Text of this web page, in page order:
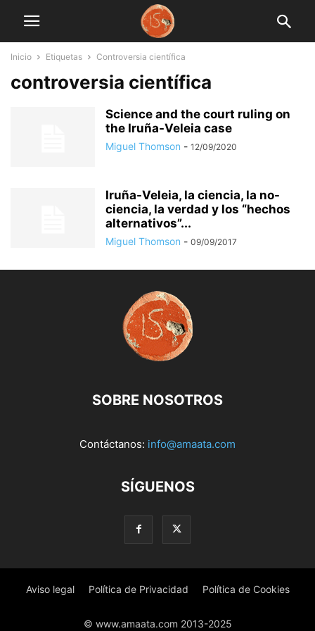
Inicio Etiquetas Controversia científica
controversia científica
Science and the court ruling on
the Iruña-Veleia case
Miguel Thomson - 12/09/2020
Iruña-Veleia, la ciencia, la no-
ciencia, la verdad y los “hechos
alternativos”...
Miguel Thomson - 09/09/2017
SOBRE NOSOTROS
Contáctanos: info@amaata.com
SÍGUENOS
Aviso legal Política de Privacidad Política de Cookies
© www.amaata.com 2013-2025